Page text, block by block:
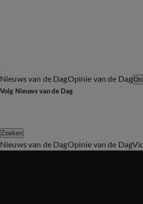
Nieuws van de DagOpinie van de Dag
Volg Nieuws van de Dag
Zoeken
Nieuws van de DagOpinie van de Dag